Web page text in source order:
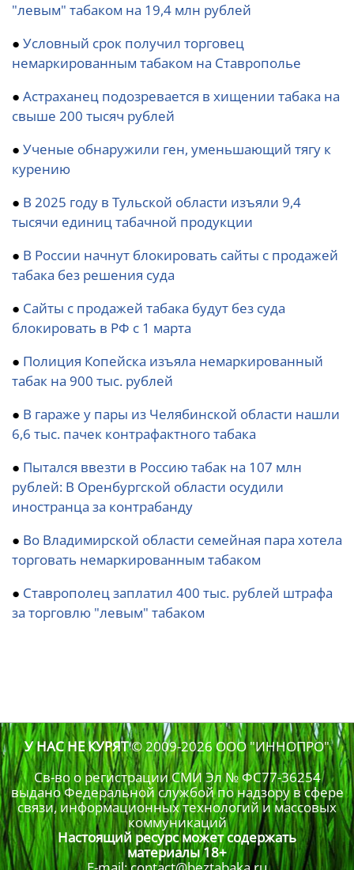
"левым" табаком на 19,4 млн рублей
● Условный срок получил торговец
немаркированным табаком на Ставрополье
● Астраханец подозревается в хищении табака на
свыше 200 тысяч рублей
● Ученые обнаружили ген, уменьшающий тягу к
курению
● В 2025 году в Тульской области изъяли 9,4
тысячи единиц табачной продукции
● В России начнут блокировать сайты с продажей
табака без решения суда
● Сайты с продажей табака будут без суда
блокировать в РФ с 1 марта
● Полиция Копейска изъяла немаркированный
табак на 900 тыс. рублей
● В гараже у пары из Челябинской области нашли
6,6 тыс. пачек контрафактного табака
● Пытался ввезти в Россию табак на 107 млн
рублей: В Оренбургской области осудили
иностранца за контрабанду
● Во Владимирской области семейная пара хотела
торговать немаркированным табаком
● Ставрополец заплатил 400 тыс. рублей штрафа
за торговлю "левым" табаком
У НАС НЕ КУРЯТ© 2009-2026ООО "ИННОПРО"
Св-во о регистрации СМИ Эл № ФС77-36254
выдано Федеральной службой по надзору в сфере
связи, информационных технологий и массовых
коммуникаций
Настоящий ресурс может содержать
материалы 18+